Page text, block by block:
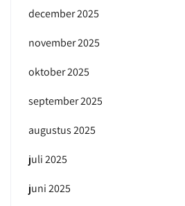
december 2025
november 2025
oktober 2025
september 2025
augustus 2025
juli 2025
juni 2025